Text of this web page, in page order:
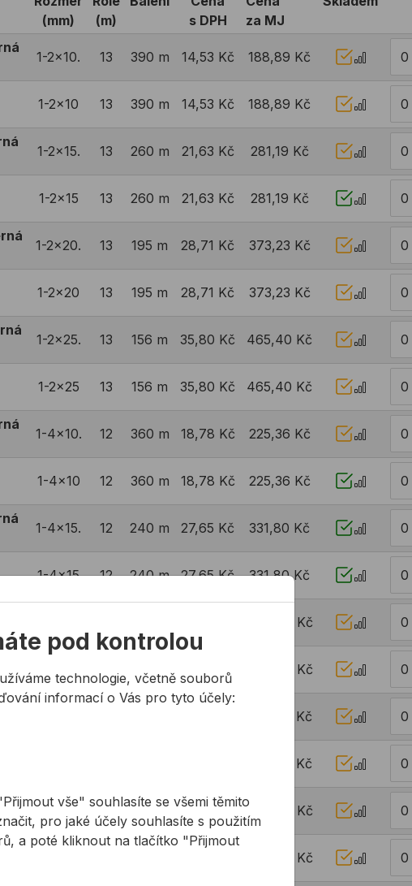
(mm)
(m)
s DPH
za MJ
1-2x10. 13 390 m 14,53 Kč 188,89 Kč
1-2x10 13 390 m 14,53 Kč 188,89 Kč
1-2x15. 13 260 m 21,63 Kč 281,19 Kč
1-2x15 13 260 m 21,63 Kč 281,19 Kč
1-2x20. 13 195 m 28,71 Kč 373,23 Kč
1-2x20 13 195 m 28,71 Kč 373,23 Kč
1-2x25. 13 156 m 35,80 Kč 465,40 Kč
1-2x25 13 156 m 35,80 Kč 465,40 Kč
1-4x10. 12 360 m 18,78 Kč 225,36 Kč
1-4x10 12 360 m 18,78 Kč 225,36 Kč
1-4x15. 12 240 m 27,65 Kč 331,80 Kč
1-4x15 12 240 m 27,65 Kč 331,80 Kč
442,44 Kč
180 m 36,87 Kč 442,44 Kč
659,40 Kč
659,40 Kč
1-4x50. 12 72 m 91,46 Kč 1097,52 Kč
1097,52 Kč
pod kontrolou
technologie, včetně souborů
informací o Vás pro tyto účely:
vše" souhlasíte se všemi těmito
pro jaké účely souhlasíte s použitím
a poté kliknout na tlačítko "Přijmout